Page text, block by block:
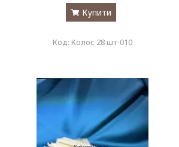
Купити
Колос 28 шт-010